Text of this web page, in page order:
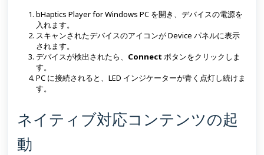
bHaptics Player for Windows PC を開き、デバイスの電源を
入れます。
スキャンされたデバイスのアイコンが Device パネルに表示
されます。
デバイスが検出されたら、 Connect ボタンをクリックしま
す。
PC に接続されると、LED インジケーターが青く点灯し続けま
す。
ネイティブ対応コンテンツの起
動